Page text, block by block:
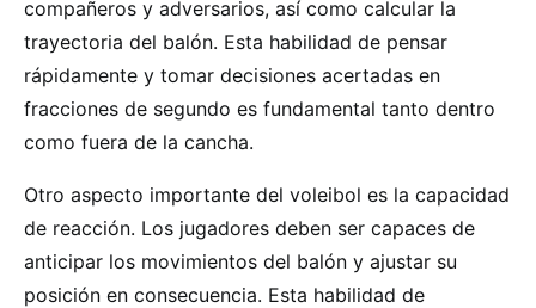
compañeros y adversarios, así como calcular la
trayectoria del balón. Esta habilidad de pensar
rápidamente y tomar decisiones acertadas en
fracciones de segundo es fundamental tanto dentro
como fuera de la cancha.
Otro aspecto importante del voleibol es la capacidad
de reacción. Los jugadores deben ser capaces de
anticipar los movimientos del balón y ajustar su
posición en consecuencia. Esta habilidad de